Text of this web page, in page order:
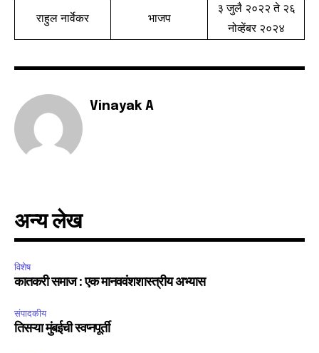
राहुल नार्वेकर भाजप
३ जुलै २०२२ ते २६
नोव्हेंबर २०२४
Vinayak A
अन्य लेख
विशेष
कातकरी समाज : एक मानववंशशास्त्रीय अभ्यास
संपादकीय
तिसऱ्या मुंबईची स्वप्नपूर्ती